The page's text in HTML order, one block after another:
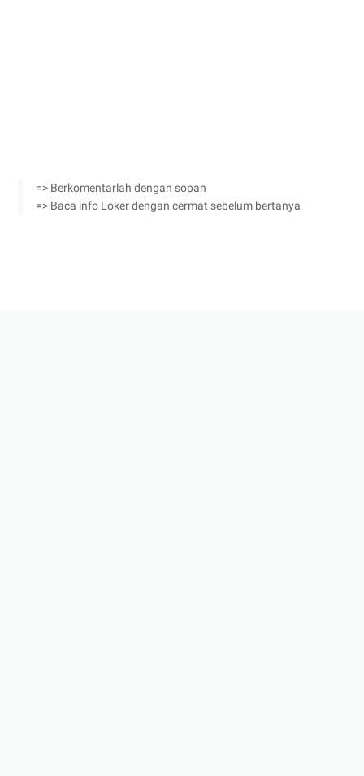
=> Berkomentarlah dengan sopan
=> Baca info Loker dengan cermat sebelum bertanya